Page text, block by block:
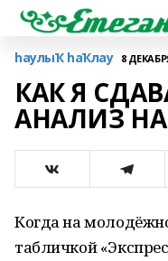
һаулыҠ һаҠлау 8
КАК Я
АНАЛИЗ
Когда на
табличкой